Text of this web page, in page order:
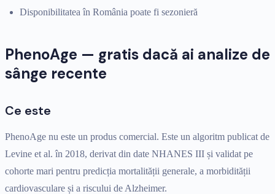
Disponibilitatea în România poate fi sezonieră
PhenoAge — gratis dacă ai analize de
sânge recente
Ce este
PhenoAge nu este un produs comercial. Este un algoritm publicat de
Levine et al. în 2018, derivat din date NHANES III și validat pe
cohorte mari pentru predicția mortalității generale, a morbidității
cardiovasculare și a riscului de Alzheimer.